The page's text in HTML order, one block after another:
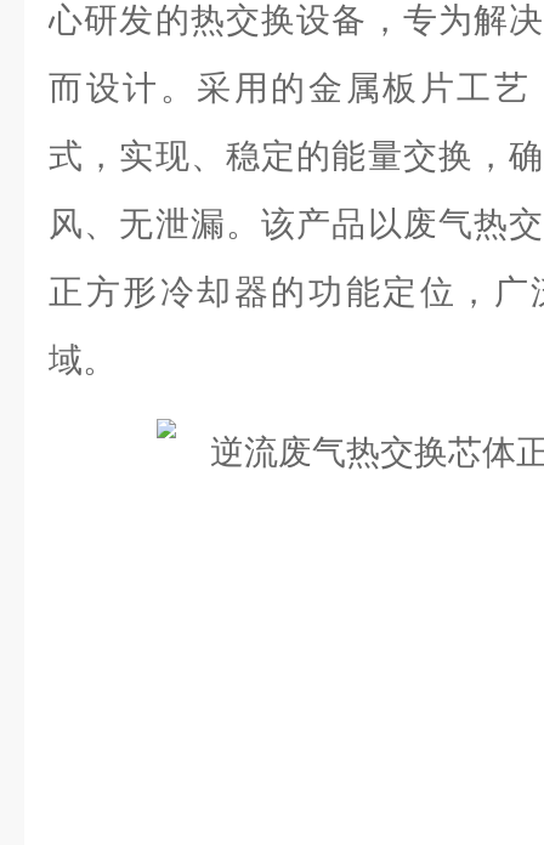
心研发的热交换设备，专为解
而设计。采用的金属板片工艺
式，实现、稳定的能量交换，
风、无泄漏。该产品以废气热
正方形冷却器的功能定位，
域。